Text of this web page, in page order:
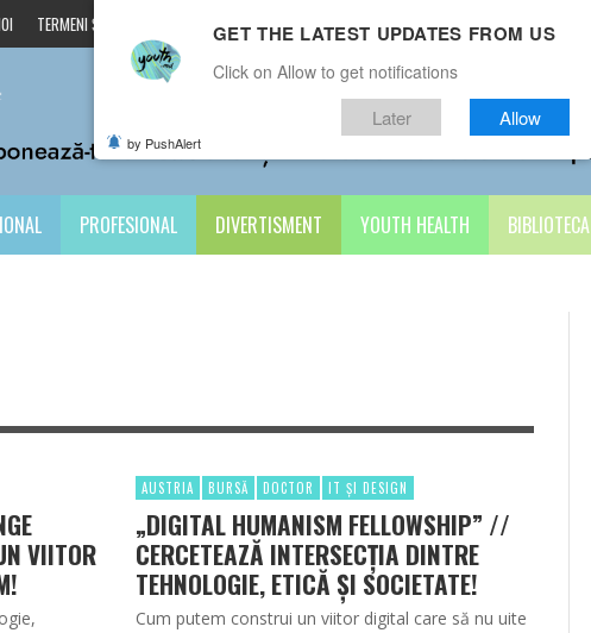
TERMENI ȘI CONDIȚII CONTACTE
PROFESIONAL DIVERTISMENT YOUTH HEALTH BIBLIOTECA
VIITOR
AUSTRIA BURSĂ DOCTOR IT ȘI DESIGN
„DIGITAL HUMANISM FELLOWSHIP” //
CERCETEAZĂ INTERSECȚIA DINTRE
TEHNOLOGIE, ETICĂ ȘI SOCIETATE!
Cum putem construi un viitor digital care să nu uite
GET THE LATEST UPDATES FROM US
Click on Allow to get notifications
Later Allow
by PushAlert